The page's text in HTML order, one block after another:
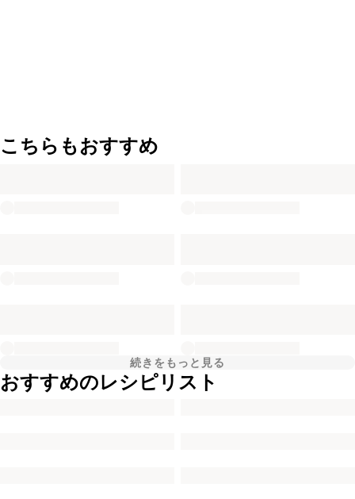
こちらもおすすめ
続きをもっと見る
おすすめのレシピリスト